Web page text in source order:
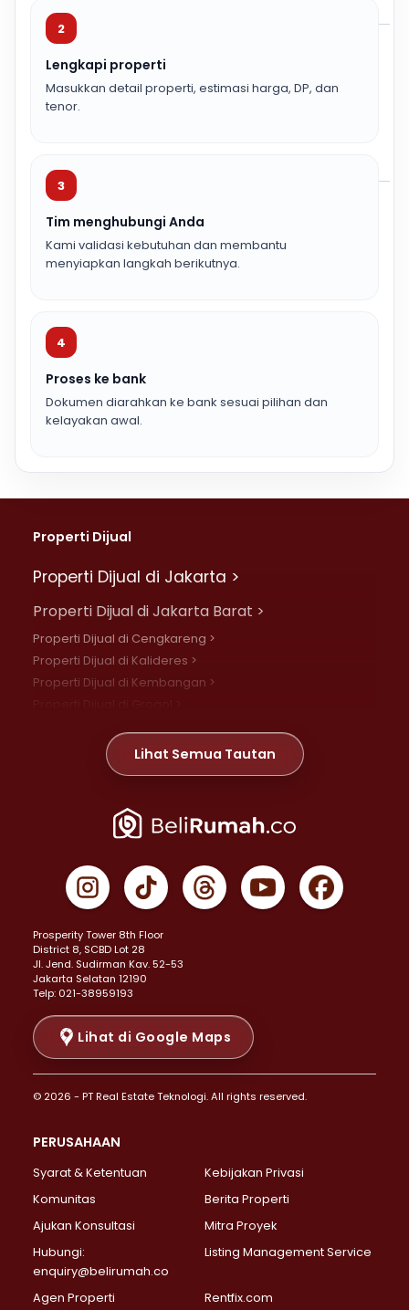
2
Lengkapi properti
Masukkan detail properti, estimasi harga, DP, dan
tenor.
3
Tim menghubungi Anda
Kami validasi kebutuhan dan membantu
menyiapkan langkah berikutnya.
4
Proses ke bank
Dokumen diarahkan ke bank sesuai pilihan dan
kelayakan awal.
Properti Dijual
Properti Dijual di Jakarta >
Properti Dijual di Jakarta Barat >
Properti Dijual di Cengkareng >
Properti Dijual di Kalideres >
Properti Dijual di Kembangan >
Properti Dijual di Meruya >
Properti Dijual di Jelambar >
Properti Dijual di Jakarta Pusat >
Properti Dijual di Gambir >
Properti Dijual di Johar Baru >
Properti Dijual di Menteng >
Properti Dijual di Senen >
Properti Dijual di Tanah Abang >
Properti Dijual di Cikini >
Properti Dijual di Kramat >
Properti Dijual di Pasar Baru >
Properti Dijual di Bendungan Hilir >
Properti Dijual di Jakarta Selatan >
Properti Dijual di Lebak Bulus >
Properti Dijual di Gandaria Selatan >
Properti Dijual di Pondok Labu >
Properti Dijual di Lenteng Agung >
Properti Dijual di Senayan >
Properti Dijual di Pondok Pinang >
Lihat Semua Tautan
Prosperity Tower 8th Floor
District 8, SCBD Lot 28
JI. Jend. Sudirman Kav. 52-53
Jakarta Selatan 12190
Telp: 021-38959193
Lihat di Google Maps
© 2026 - PT Real Estate Teknologi. All rights reserved.
PERUSAHAAN
Syarat & Ketentuan
Kebijakan Privasi
Komunitas
Berita Properti
Ajukan Konsultasi
Mitra Proyek
Hubungi:
enquiry@belirumah.co
Listing Management Service
Agen Properti Rentfix.com